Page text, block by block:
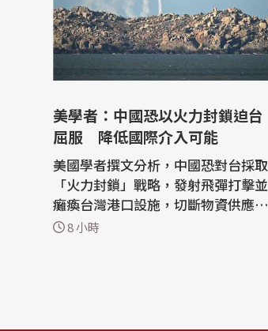
美學者：中國恐以火力封鎖迫台
屈服 降低國際介入可能
美國學者撰文分析，中國恐對台採取
「火力封鎖」戰略，發射飛彈打擊並
癱瘓台灣港口設施，切斷物資供應迫
使台灣投降，同時避免直接波及其他
8 小時